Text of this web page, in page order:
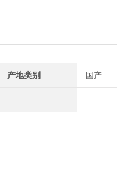
产地类别 国产